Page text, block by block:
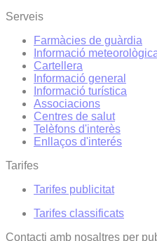
Serveis
Farmàcies de guàrdia
Informació
Cartellera
Informació general
Informació turística
Associacions
Centres de salut
Telèfons d'interès
Enllaços d'interés
Tarifes
Tarifes publicitat
Tarifes classificats
Contacti amb nosaltres per